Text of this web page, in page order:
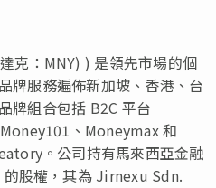
克：MNY) ) 是領先市場的個
牌服務遍佈新加坡、香港、台
牌組合包括 B2C 平台
、Moneymax 和
。公司持有馬來西亞金融
股權，其為 Jirnexu Sdn.